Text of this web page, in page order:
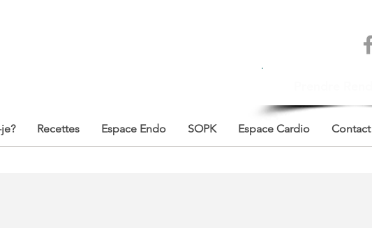
Recettes Espace Endo SOPK Espace Cardio Contact